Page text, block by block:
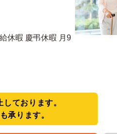
休暇 慶弔休暇 月9
ております。
承ります。